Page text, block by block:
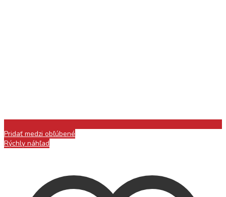
Pridať medzi obľúbené
Rýchly náhľad